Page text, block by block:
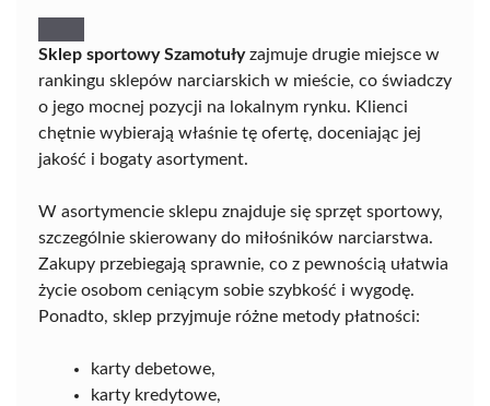
Sklep sportowy Szamotułyzajmuje drugie miejsce w
rankingu sklepów narciarskich w mieście, co świadczy
o jego mocnej pozycji na lokalnym rynku. Klienci
chętnie wybierają właśnie tę ofertę, doceniając jej
jakość i bogaty asortyment.
W asortymencie sklepu znajduje się sprzęt sportowy,
szczególnie skierowany do miłośników narciarstwa.
Zakupy przebiegają sprawnie, co z pewnością ułatwia
życie osobom ceniącym sobie szybkość i wygodę.
Ponadto, sklep przyjmuje różne metody płatności:
karty debetowe,
karty kredytowe,